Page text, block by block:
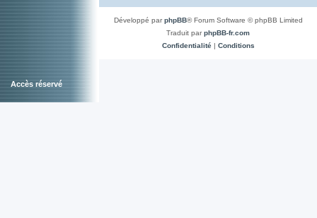
Accès réservé
Développé parphpBB® Forum Software © phpBB Limited
Traduit parphpBB-fr.com
Confidentialité| Conditions